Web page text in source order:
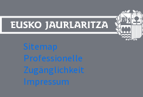
Sitemap
Professionelle
Zugänglichkeit
Impressum